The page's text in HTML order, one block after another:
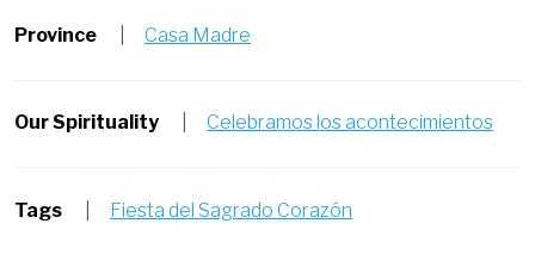
Province Casa Madre
Our Spirituality Celebramos los acontecimientos
Tags Fiesta del Sagrado Corazón